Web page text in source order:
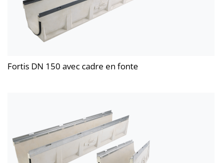
Fortis DN 150 avec cadre en fonte